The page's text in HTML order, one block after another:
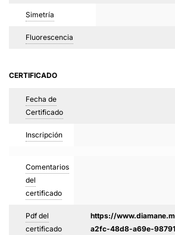
Simetría
Fluorescencia
CERTIFICADO
Fecha de
Certificado
Inscripción
Comentarios
del
certificado
Pdf del
certificado
https://
a2fc-48d8-a69e-